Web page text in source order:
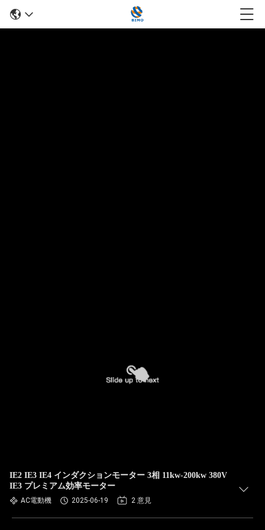
IE2 IE3 IE4 インダクションモーター 3相 11kw-200kw 380V
IE3 プレミアム効率モーター
AC電動機 2025-06-19 2 意見